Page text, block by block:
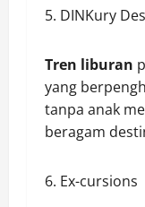
5. DINKury
Tren liburan
yang
tanpa anak
beragam
6. Ex-cursions